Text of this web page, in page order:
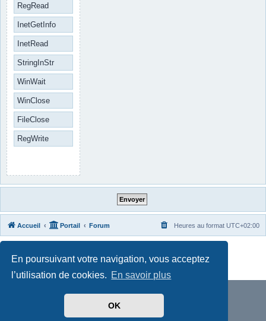
En poursuivant votre navigation, vous acceptez
l’utilisation de cookies. En savoir plus
OK
RegRead
InetGetInfo
InetRead
StringInStr
WinWait
WinClose
FileClose
RegWrite
Accueil Portail Forum Heures au format UTC+02:00
Traduit parphpBB-fr.com